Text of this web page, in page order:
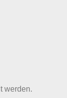
werden.